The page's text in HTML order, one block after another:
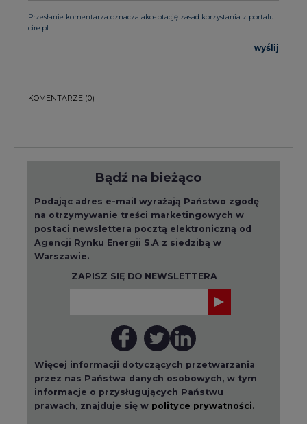
Przesłanie komentarza oznacza akceptację zasad korzystania z portalu
cire.pl
wyślij
KOMENTARZE (0)
Bądź na bieżąco
Podając adres e-mail wyrażają Państwo zgodę
na otrzymywanie treści marketingowych w
postaci newslettera pocztą elektroniczną od
Agencji Rynku Energii S.A z siedzibą w
Warszawie.
ZAPISZ SIĘ DO NEWSLETTERA
Więcej informacji dotyczących przetwarzania
przez nas Państwa danych osobowych, w tym
informacje o przysługujących Państwu
prawach, znajduje się w polityce prywatności.